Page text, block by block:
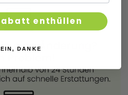
enthüllen
DANKE